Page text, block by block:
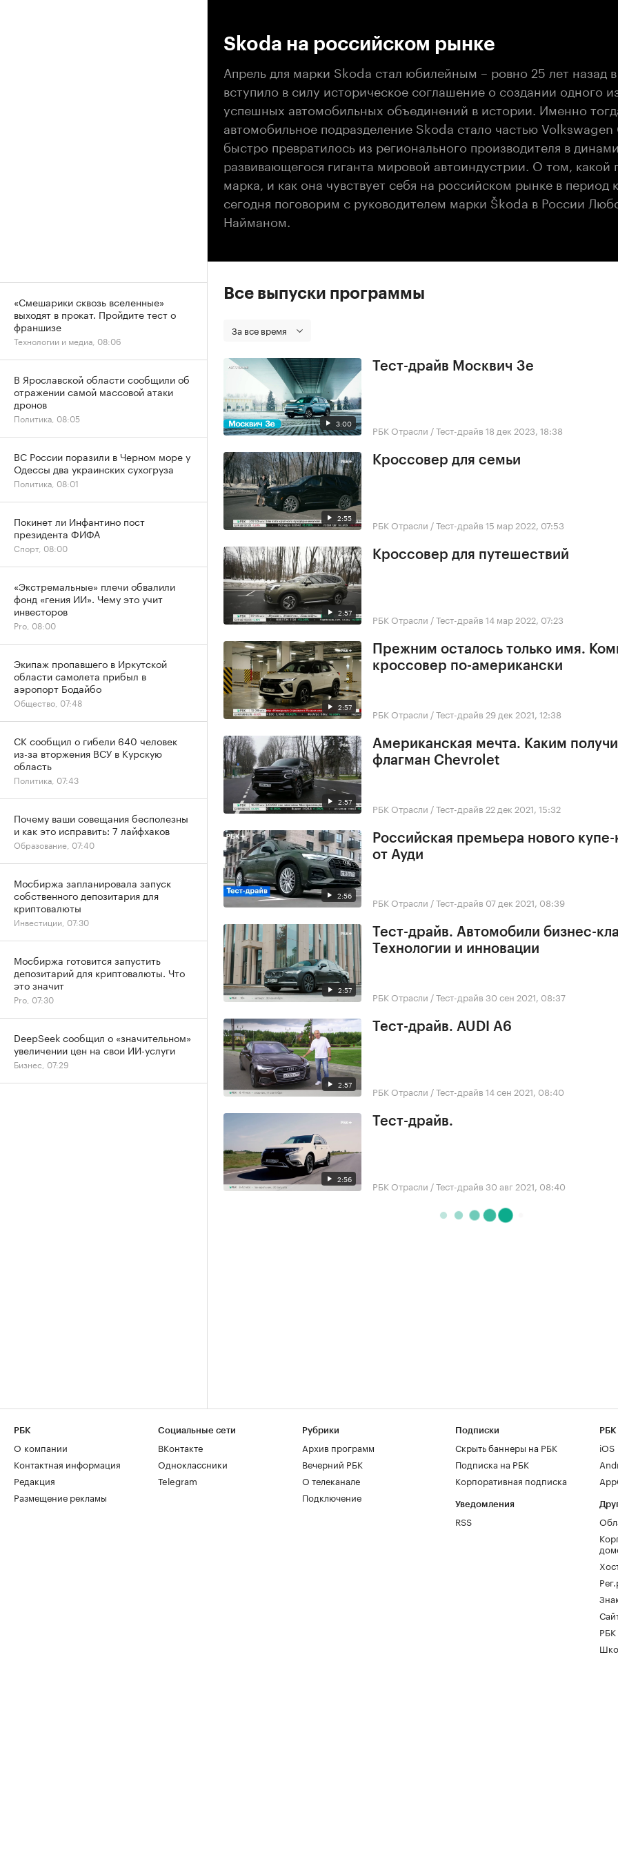
Skoda на российском рынке
Апрель для марки Skoda стал юбилейным – ровно 25 лет назад в
вступило в силу историческое соглашение о создании одного
успешных автомобильных объединений в истории. Именно
автомобильное подразделение Skoda стало частью
быстро превратилось из регионального производителя в
развивающегося гиганта мировой автоиндустрии. О том, какой
марка, и как она чувствует себя на российском рынке в период
сегодня поговорим с руководителем марки Škoda в России
Найманом.
Все выпуски программы
За все время
3:00
Тест-драйв Москвич 3е
РБК Отрасли / Тест-драйв 18 дек 2023, 18:38
2:55
Кроссовер для семьи
РБК Отрасли / Тест-драйв 15 мар 2022, 07:53
2:57
Кроссовер для путешествий
РБК Отрасли / Тест-драйв 14 мар 2022, 07:23
2:57
Прежним осталось только имя.
кроссовер по-американски
РБК Отрасли / Тест-драйв 29 дек 2021, 12:38
2:57
Американская мечта. Каким
флагман Chevrolet
РБК Отрасли / Тест-драйв 22 дек 2021, 15:32
2:56
Российская премьера нового
от Ауди
РБК Отрасли / Тест-драйв 07 дек 2021, 08:39
2:57
Тест-драйв. Автомобили бизнес-
Технологии и инновации
РБК Отрасли / Тест-драйв 30 сен 2021, 08:37
2:57
Тест-драйв. AUDI A6
РБК Отрасли / Тест-драйв 14 сен 2021, 08:40
2:56
Тест-драйв.
РБК Отрасли / Тест-драйв 30 авг 2021, 08:40
«Смешарики сквозь вселенные»
выходят в прокат. Пройдите тест о
франшизе
Технологии и медиа, 08:06
В Ярославской области сообщили об
отражении самой массовой атаки
дронов
Политика, 08:05
ВС России поразили в Черном море у
Одессы два украинских сухогруза
Политика, 08:01
Покинет ли Инфантино пост
президента ФИФА
Спорт, 08:00
«Экстремальные» плечи обвалили
фонд «гения ИИ». Чему это учит
инвесторов
Pro, 08:00
Экипаж пропавшего в Иркутской
области самолета прибыл в
аэропорт Бодайбо
Общество, 07:48
СК сообщил о гибели 640 человек
из-за вторжения ВСУ в Курскую
область
Политика, 07:43
Почему ваши совещания бесполезны
и как это исправить: 7 лайфхаков
Образование, 07:40
Мосбиржа запланировала запуск
собственного депозитария для
криптовалюты
Инвестиции, 07:30
Мосбиржа готовится запустить
депозитарий для криптовалюты. Что
это значит
Pro, 07:30
DeepSeek сообщил о «значительном»
увеличении цен на свои ИИ-услуги
Бизнес, 07:29
РБК
О компании
Контактная информация
Редакция
Размещение рекламы
Социальные сети
ВКонтакте
Одноклассники
Telegram
Рубрики
Архив программ
Вечерний РБК
О телеканале
Подключение
Подписки
Скрыть баннеры на РБК
Подписка на РБК
Корпоративная подписка
Уведомления
RSS
РБК
iOS